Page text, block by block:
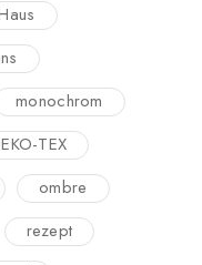
monochrom
TEX
ombre
rezept